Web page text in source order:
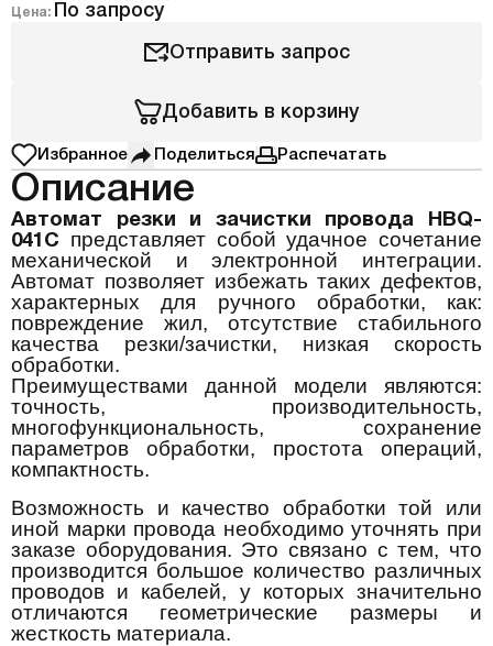
Цена: По запросу
Отправить запрос
Добавить в корзину
Избранное Поделиться Распечатать
Описание
Автомат резки и зачистки провода HBQ-
041C
представляет собой удачное сочетание
механической и электронной интеграции.
Автомат позволяет избежать таких дефектов,
характерных для ручного обработки, как:
повреждение жил, отсутствие стабильного
качества резки/зачистки, низкая скорость
обработки.
Преимуществами данной модели являются:
точность, производительность,
многофункциональность, сохранение
параметров обработки, простота операций,
компактность.
Возможность и качество обработки той или
иной марки провода необходимо уточнять при
заказе оборудования. Это связано с тем, что
производится большое количество различных
проводов и кабелей, у которых значительно
отличаются геометрические размеры и
жесткость материала.